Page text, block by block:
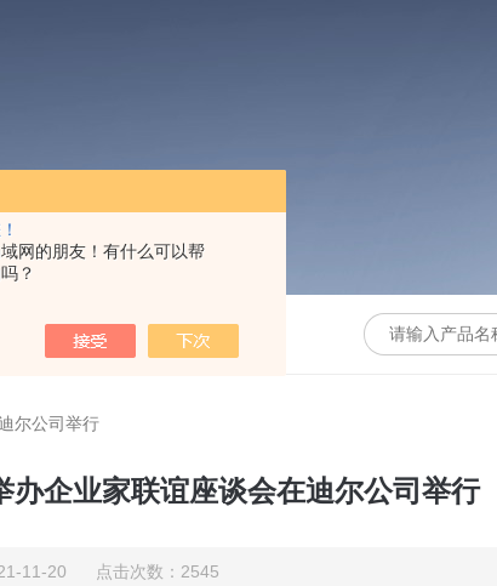
网的朋友！有什么可以帮
？
尔公司举行
办企业家联谊座谈会在迪尔公司举行
11-20 点击次数：2545